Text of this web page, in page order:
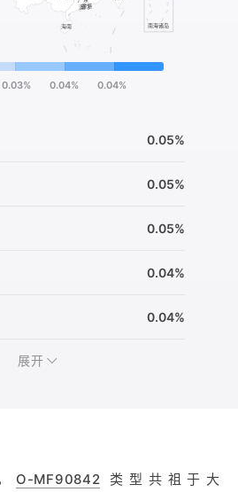
0.03% 0.04% 0.04%
0.05%
0.05%
0.05%
0.04%
0.04%
展开
O-MF90842 类型共祖于大